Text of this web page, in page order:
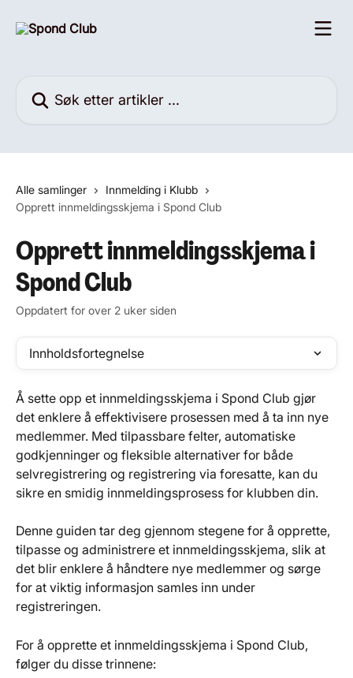
Alle samlinger
Innmelding i Klubb
Opprett innmeldingsskjema i Spond Club
Opprett innmeldingsskjema i
Spond Club
Oppdatert for over 2 uker siden
Innholdsfortegnelse
Å sette opp et innmeldingsskjema i Spond Club gjør
det enklere å effektivisere prosessen med å ta inn nye
medlemmer. Med tilpassbare felter, automatiske
godkjenninger og fleksible alternativer for både
selvregistrering og registrering via foresatte, kan du
sikre en smidig innmeldingsprosess for klubben din.
Denne guiden tar deg gjennom stegene for å opprette,
tilpasse og administrere et innmeldingsskjema, slik at
det blir enklere å håndtere nye medlemmer og sørge
for at viktig informasjon samles inn under
registreringen.
For å opprette et innmeldingsskjema i Spond Club,
følger du disse trinnene: